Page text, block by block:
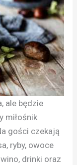
ale będzie
miłośnik
gości czekają
ryby, owoce
drinki oraz